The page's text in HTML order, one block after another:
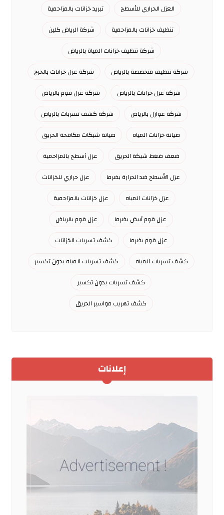
العزل الحراري للأسطح
تبريد خزانات بالمزاحمية
تنظيف خزانات بالمزاحمية
شركة الرياض كلين
شركة تنظيف خزانات المياة بالرياض
شركة تنظيف متخصصة بالرياض
شركة عزل خزانات بالخرج
شركة عزل خزانات بالرياض
شركة عزل فوم بالرياض
شركة عوازل بالرياض
شركة كشف تسربات بالرياض
صيانة خزانات المياه
صيانة شبكات مكافحة الحريق
ضعف ضغط شبكة الحريق
عزل أسطح بالمزاحمية
عزل الأسطح ضد الحرارة بضرما
عزل حراري للخزانات
عزل خزانات المياه
عزل خزانات بالمزاحمية
عزل فوم أبيض بضرما
عزل فوم بالرياض
عزل فوم بضرما
كشف تسربات الخزانات
كشف تسربات المياه
كشف تسربات المياه بدون تكسير
كشف تسربات بدون تكسير
كشف تهريب مواسير الحريق
إعلانات